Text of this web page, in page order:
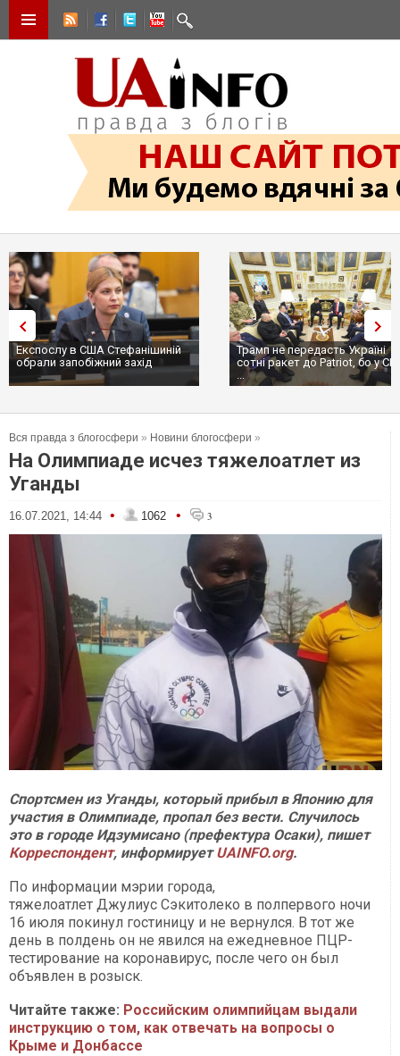
Експослу в США Стефанішиній
обрали запобіжний захід
Трамп не передасть Україні
сотні ракет до Patriot, бо у
...
Вся правда з блогосфери » Новини блогосфери »
На Олимпиаде исчез тяжелоатлет из
Уганды
16.07.2021, 14:44 • 1062 • 3
Спортсмен из Уганды, который прибыл в Японию для
участия в Олимпиаде, пропал без вести. Случилось
это в городе Идзумисано (префектура Осаки), пишет
Корреспондент, информируетUAINFO.org.
По информации мэрии города,
тяжелоатлет Джулиус Сэкитолеко в полпервого ночи
16 июля покинул гостиницу и не вернулся. В тот же
день в полдень он не явился на ежедневное ПЦР-
тестирование на коронавирус, после чего он был
объявлен в розыск.
Читайте также: Российским олимпийцам выдали
инструкцию о том, как отвечать на вопросы о
Крыме и Донбассе